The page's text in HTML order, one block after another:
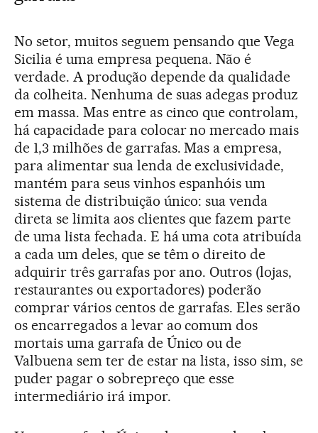
No setor, muitos seguem pensando que Vega
Sicilia é uma empresa pequena. Não é
verdade. A produção depende da qualidade
da colheita. Nenhuma de suas adegas produz
em massa. Mas entre as cinco que controlam,
há capacidade para colocar no mercado mais
de 1,3 milhões de garrafas. Mas a empresa,
para alimentar sua lenda de exclusividade,
mantém para seus vinhos espanhóis um
sistema de distribuição único: sua venda
direta se limita aos clientes que fazem parte
de uma lista fechada. E há uma cota atribuída
a cada um deles, que se têm o direito de
adquirir três garrafas por ano. Outros (lojas,
restaurantes ou exportadores) poderão
comprar vários centos de garrafas. Eles serão
os encarregados a levar ao comum dos
mortais uma garrafa de Único ou de
Valbuena sem ter de estar na lista, isso sim, se
puder pagar o sobrepreço que esse
intermediário irá impor.